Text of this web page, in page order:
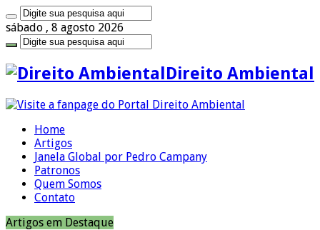
sábado , 8 agosto 2026
Direito Ambiental
Home
Artigos
Janela Global por Pedro Campany
Patronos
Quem Somos
Contato
Artigos em Destaque